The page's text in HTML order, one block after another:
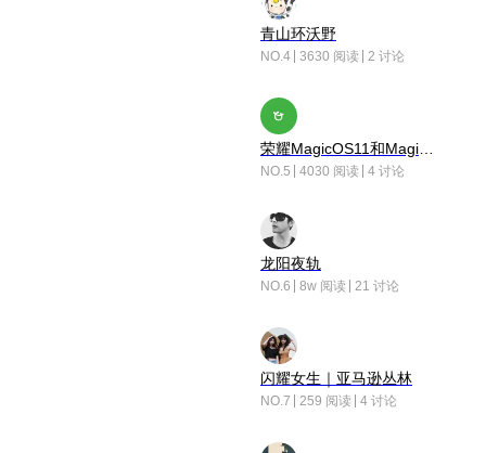
青山环沃野
NO.4 3630 阅读 2 讨论
NO.5 4030 阅读 4 讨论
龙阳夜轨
NO.6 8w 阅读 21 讨论
闪耀女生｜亚马逊丛林
NO.7 259 阅读 4 讨论